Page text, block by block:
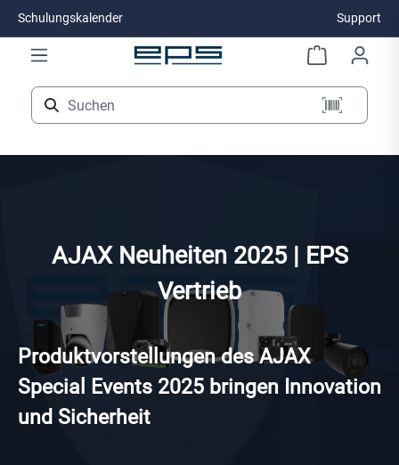
Zum Hauptinhalt springen
Schulungskalender Support
AJAX Neuheiten 2025 | EPS
Vertrieb
Produktvorstellungen des AJAX
Special Events 2025 bringen Innovation
und Sicherheit